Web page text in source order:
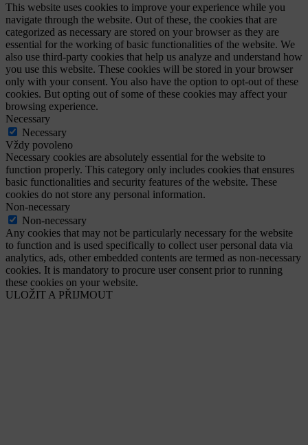
This website uses cookies to improve your experience while you
navigate through the website. Out of these, the cookies that are
categorized as necessary are stored on your browser as they are
essential for the working of basic functionalities of the website. We
also use third-party cookies that help us analyze and understand how
you use this website. These cookies will be stored in your browser
only with your consent. You also have the option to opt-out of these
cookies. But opting out of some of these cookies may affect your
browsing experience.
Necessary
Necessary
Vždy povoleno
Necessary cookies are absolutely essential for the website to
function properly. This category only includes cookies that ensures
basic functionalities and security features of the website. These
cookies do not store any personal information.
Non-necessary
Non-necessary
Any cookies that may not be particularly necessary for the website
to function and is used specifically to collect user personal data via
analytics, ads, other embedded contents are termed as non-necessary
cookies. It is mandatory to procure user consent prior to running
these cookies on your website.
ULOŽIT A PŘIJMOUT